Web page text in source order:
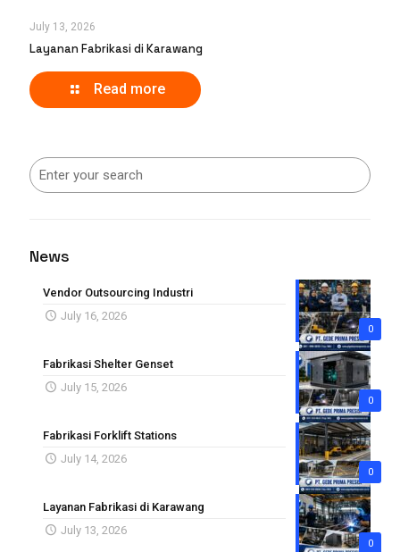
July 13, 2026
Layanan Fabrikasi di Karawang
Read more
News
0
Vendor Outsourcing Industri
July 16, 2026
0
Fabrikasi Shelter Genset
July 15, 2026
0
Fabrikasi Forklift Stations
July 14, 2026
0
Layanan Fabrikasi di Karawang
July 13, 2026